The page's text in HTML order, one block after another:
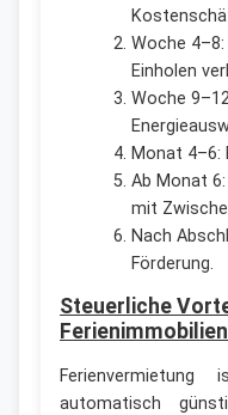
Woche
Einholen
Woche
Monat 4–6:
Ab Monat
mit
Nach
Förderung.
Steuerliche
automatisch